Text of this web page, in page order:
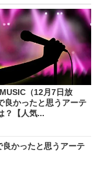
（12月7日放
良かったと思うアーテ
？【人気...
良かったと思うアーテ